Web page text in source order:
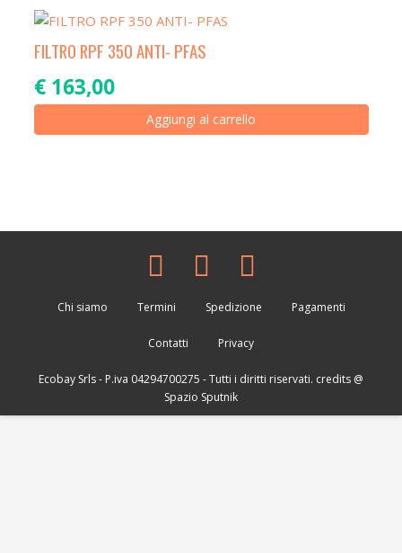
FILTRO RPF 350 ANTI- PFAS
€163,00
Aggiungi al carrello
Chi siamo Termini Spedizione Pagamenti
Contatti Privacy
Ecobay Srls- P.iva 04294700275 - Tutti i diritti riservati. credits @
Spazio Sputnik